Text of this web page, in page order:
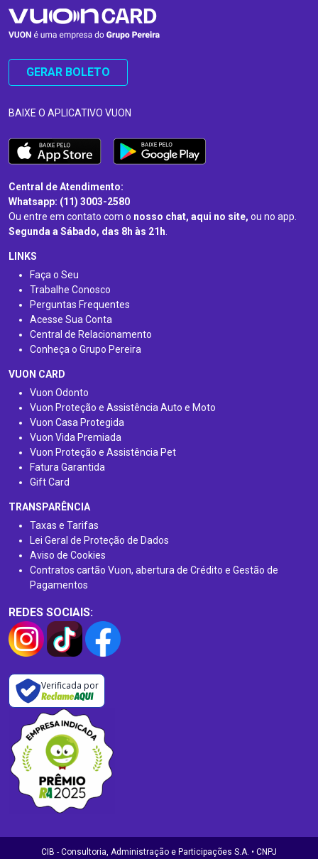
GERAR BOLETO
BAIXE O APLICATIVO VUON
Central de Atendimento:
Whatsapp: (11) 3003-2580
Ou entre em contato com o nosso chat, aqui no site, ou no app.
Segunda a Sábado, das 8h às 21h.
LINKS
Faça o Seu
Trabalhe Conosco
Perguntas Frequentes
Acesse Sua Conta
Central de Relacionamento
Conheça o Grupo Pereira
VUON CARD
Vuon Odonto
Vuon Proteção e Assistência Auto e Moto
Vuon Casa Protegida
Vuon Vida Premiada
Vuon Proteção e Assistência Pet
Fatura Garantida
Gift Card
TRANSPARÊNCIA
Taxas e Tarifas
Lei Geral de Proteção de Dados
Aviso de Cookies
Contratos cartão Vuon, abertura de Crédito e Gestão de
Pagamentos
REDES SOCIAIS:
Verificada por
CIB - Consultoria, Administração e Participações S.A. • CNPJ